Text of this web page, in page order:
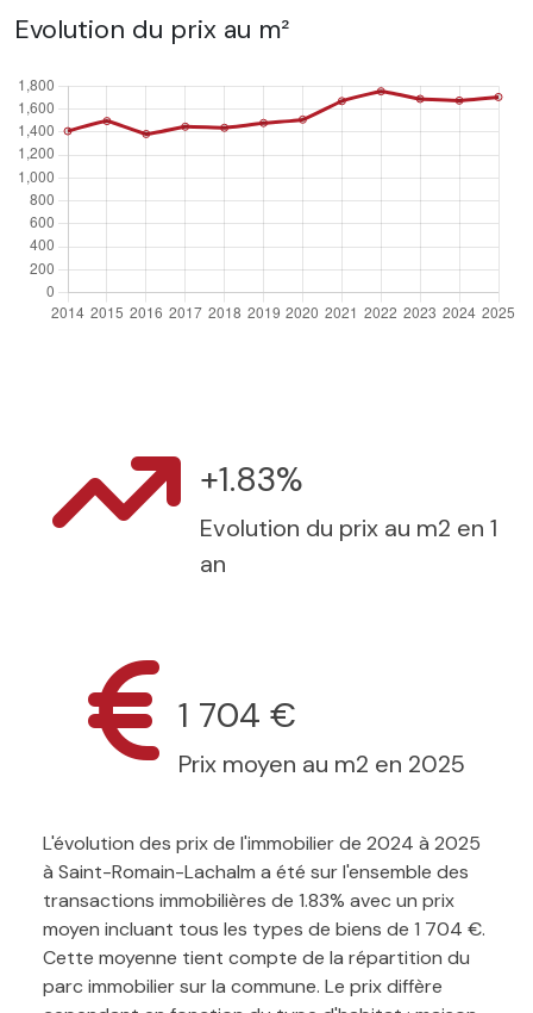
Evolution du prix au m²
+1.83%
Evolution du prix au m2 en 1
an
1 704 €
Prix moyen au m2 en 2025
L'évolution des prix de l'immobilier de 2024 à 2025
à Saint-Romain-Lachalm a été sur l'ensemble des
transactions immobilières de 1.83% avec un prix
moyen incluant tous les types de biens de 1 704 €.
Cette moyenne tient compte de la répartition du
parc immobilier sur la commune. Le prix diffère